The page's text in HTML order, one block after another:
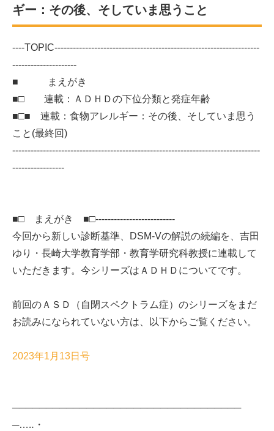
ギー：その後、そしていま思うこと
----TOPIC-------------------------------------------------------------------
---------------------
■ まえがき
■□ 連載：ＡＤＨＤの下位分類と発症年齢
■□■ 連載：食物アレルギー：その後、そしていま思う
こと(最終回)
---------------------------------------------------------------------------------
-----------------
■□ まえがき ■□--------------------------
今回から新しい診断基準、DSM-Vの解説の続編を、吉田
ゆり・長崎大学教育学部・教育学研究科教授に連載して
いただきます。今シリーズはＡＤＨＤについてです。
前回のＡＳＤ（自閉スペクトラム症）のシリーズをまだ
お読みになられていない方は、以下からご覧ください。
2023年1月13日号
──────────────────────────────────
─…‥・